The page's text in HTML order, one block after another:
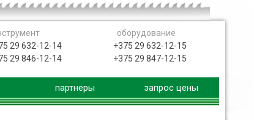
29 632-12-14
29 846-12-14
оборудование
+375 29 632-12-15
+375 29 847-12-15
партнеры запрос цены